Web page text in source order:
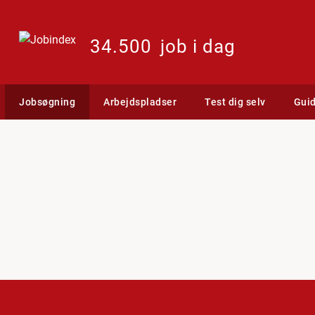
34.500 job i dag
Jobsøgning Arbejdspladser Test dig selv